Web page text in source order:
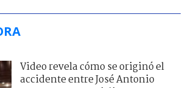
Video revela cómo se originó el
accidente entre José Antonio